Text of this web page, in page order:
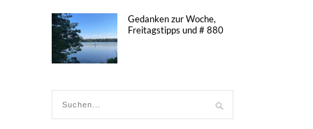
Gedanken zur Woche,
Freitagstipps und # 880